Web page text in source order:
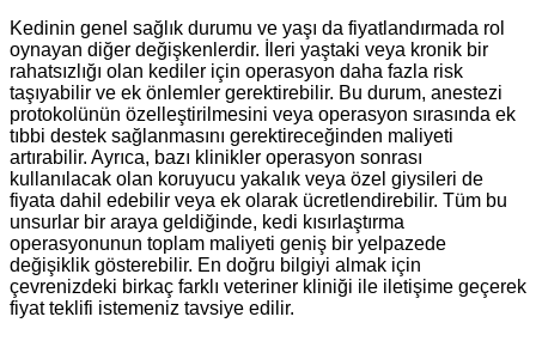
Kedinin genel sağlık durumu ve yaşı da fiyatlandırmada rol
oynayan diğer değişkenlerdir. İleri yaştaki veya kronik bir
rahatsızlığı olan kediler için operasyon daha fazla risk
taşıyabilir ve ek önlemler gerektirebilir. Bu durum, anestezi
protokolünün özelleştirilmesini veya operasyon sırasında ek
tıbbi destek sağlanmasını gerektireceğinden maliyeti
artırabilir. Ayrıca, bazı klinikler operasyon sonrası
kullanılacak olan koruyucu yakalık veya özel giysileri de
fiyata dahil edebilir veya ek olarak ücretlendirebilir. Tüm bu
unsurlar bir araya geldiğinde, kedi kısırlaştırma
operasyonunun toplam maliyeti geniş bir yelpazede
değişiklik gösterebilir. En doğru bilgiyi almak için
çevrenizdeki birkaç farklı veteriner kliniği ile iletişime geçerek
fiyat teklifi istemeniz tavsiye edilir.